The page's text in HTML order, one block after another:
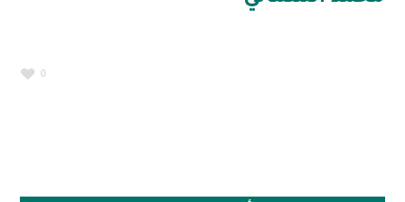
0